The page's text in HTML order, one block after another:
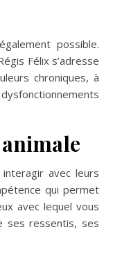
possible.
Félix s’adresse
chroniques, à
interagir avec leurs
qui permet
avec lequel vous
ses ressentis, ses